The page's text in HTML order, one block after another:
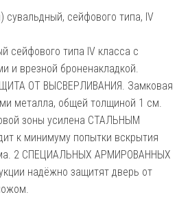
сувальдный, сейфового типа, IV
сейфового типа IV класса с
и врезной броненакладкой.
ОТ ВЫСВЕРЛИВАНИЯ. Замковая
металла, общей толщиной 1 см.
зоны усилена СТАЛЬНЫМ
к минимуму попытки вскрытия
2 СПЕЦИАЛЬНЫХ АРМИРОВАННЫХ
надёжно защитят дверь от